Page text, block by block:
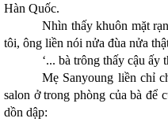
Hàn Quốc.
Nhìn thấy khuôn mặt
tôi, ông liền nói nửa đùa nửa
‘... bà trông thấy cậu ấy
Mẹ Sanyoung liền chỉ
salon ở trong phòng của bà để
dồn dập: